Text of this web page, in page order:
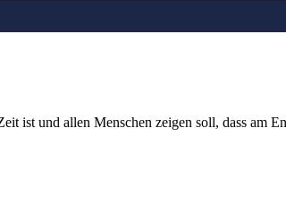
ist und allen Menschen zeigen soll, dass am